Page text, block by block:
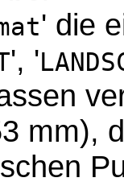
' die
', '
mm),